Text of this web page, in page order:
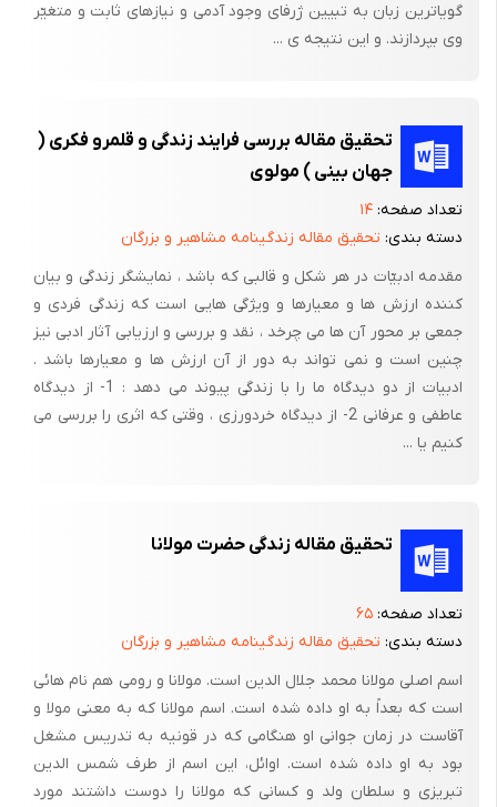
گویاترین زبان به تبیین ژرفای وجود آدمی و نیازهای ثابت و متغیّر
وی بپردازند. و این نتیجه ی ...
تحقیق مقاله بررسی فرایند زندگی و قلمرو فکری (
جهان بینی ) مولوی
تعداد صفحه: ۱۴
دسته بندی: تحقیق مقاله زندگینامه مشاهیر و بزرگان
مقدمه ادبیّات در هر شکل و قالبی که باشد ، نمایشگر زندگی و بیان
کننده ارزش ها و معیارها و ویژگی هایی است که زندگی فردی و
جمعی بر محور آن ها می چرخد ، نقد و بررسی و ارزیابی آثار ادبی نیز
چنین است و نمی تواند به دور از آن ارزش ها و معیارها باشد .
ادبیات از دو دیدگاه ما را با زندگی پیوند می دهد : 1- از دیدگاه
عاطفی و عرفانی 2- از دیدگاه خردورزی ، وقتی که اثری را بررسی می
کنیم یا ...
تحقیق مقاله زندگی حضرت مولانا
تعداد صفحه: ۶۵
دسته بندی: تحقیق مقاله زندگینامه مشاهیر و بزرگان
اسم اصلی مولانا محمد جلال الدین است. مولانا و رومی هم نام هائی
است که بعداً به او داده شده است. اسم مولانا که به معنی مولا و
آقاست در زمان جوانی او هنگامی که در قونیه به تدریس مشغل
بود به او داده شده است. اوائل، این اسم از طرف شمس الدین
تبریزی و سلطان ولد و کسانی که مولانا را دوست داشتند مورد